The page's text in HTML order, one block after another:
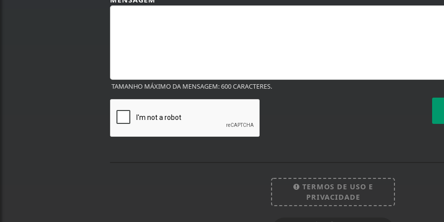
TAMANHO MÁXIMO DA MENSAGEM: 600 CARACTERES.
TERMOS DE USO E
PRIVACIDADE